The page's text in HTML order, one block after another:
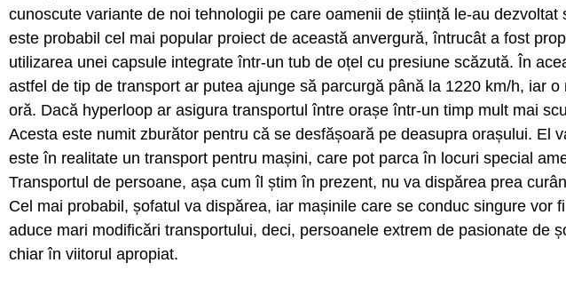
cunoscute variante de noi tehnologii pe care oamenii de știință le-au
este probabil cel mai popular proiect de această anvergură, întrucât a fost
utilizarea unei capsule integrate într-un tub de oțel cu presiune scăzută. În
astfel de tip de transport ar putea ajunge să parcurgă până la 1220 km/h, iar
oră. Dacă hyperloop ar asigura transportul între orașe într-un timp mult mai
Acesta este numit zburător pentru că se desfășoară pe deasupra orașului. El
este în realitate un transport pentru mașini, care pot parca în locuri special
Transportul de persoane, așa cum îl știm în prezent, nu va dispărea prea
Cel mai probabil, șofatul va dispărea, iar mașinile care se conduc singure vor
aduce mari modificări transportului, deci, persoanele extrem de pasionate de
chiar în viitorul apropiat.